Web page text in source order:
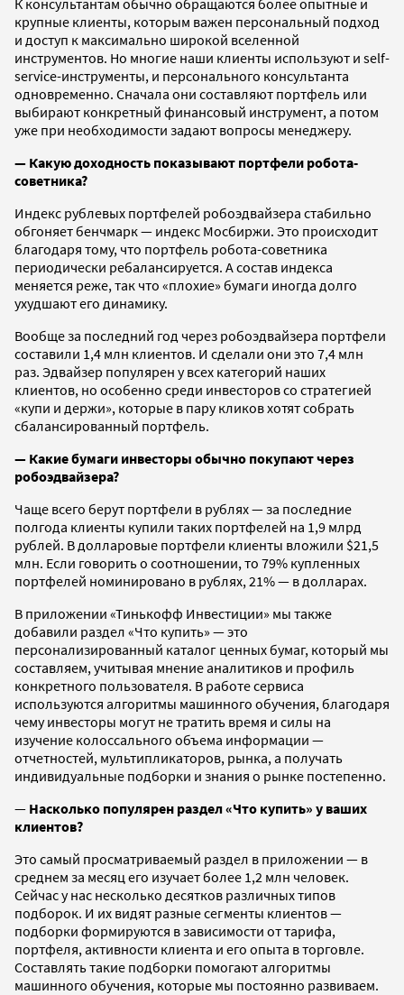
крупные клиенты, которым важен персональный подход
и доступ к максимально широкой вселенной
инструментов. Но многие наши клиенты используют и self-
service-инструменты, и персонального консультанта
одновременно. Сначала они составляют портфель или
выбирают конкретный финансовый инструмент, а потом
уже при необходимости задают вопросы менеджеру.
— Какую доходность показывают портфели робота-
советника?
Индекс рублевых портфелей робоэдвайзера стабильно
обгоняет бенчмарк — индекс Мосбиржи. Это происходит
благодаря тому, что портфель робота-советника
периодически ребалансируется. А состав индекса
меняется реже, так что «плохие» бумаги иногда долго
ухудшают его динамику.
Вообще за последний год через робоэдвайзера портфели
составили 1,4 млн клиентов. И сделали они это 7,4 млн
раз. Эдвайзер популярен у всех категорий наших
клиентов, но особенно среди инвесторов со стратегией
«купи и держи», которые в пару кликов хотят собрать
сбалансированный портфель.
— Какие бумаги инвесторы обычно покупают через
робоэдвайзера?
Чаще всего берут портфели в рублях — за последние
полгода клиенты купили таких портфелей на 1,9 млрд
рублей. В долларовые портфели клиенты вложили $21,5
млн. Если говорить о соотношении, то 79% купленных
портфелей номинировано в рублях, 21% — в долларах.
В приложении «Тинькофф Инвестиции» мы также
добавили раздел «Что купить» — это
персонализированный каталог ценных бумаг, который мы
составляем, учитывая мнение аналитиков и профиль
конкретного пользователя. В работе сервиса
используются алгоритмы машинного обучения, благодаря
чему инвесторы могут не тратить время и силы на
изучение колоссального объема информации —
отчетностей, мультипликаторов, рынка, а получать
индивидуальные подборки и знания о рынке постепенно.
— Насколько популярен раздел «Что купить» у ваших
клиентов?
Это самый просматриваемый раздел в приложении — в
среднем за месяц его изучает более 1,2 млн человек.
Сейчас у нас несколько десятков различных типов
подборок. И их видят разные сегменты клиентов —
подборки формируются в зависимости от тарифа,
портфеля, активности клиента и его опыта в торговле.
Составлять такие подборки помогают алгоритмы
машинного обучения, которые мы постоянно развиваем.